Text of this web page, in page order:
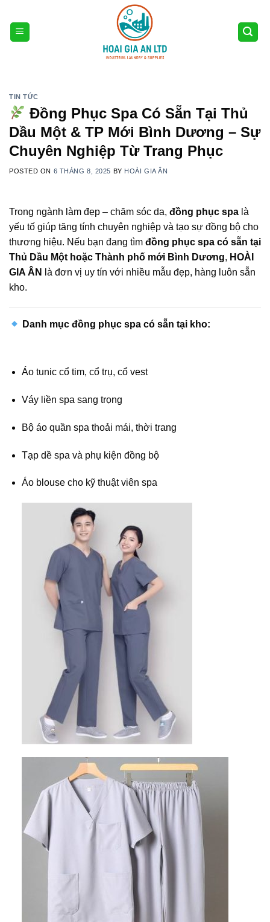
content
TIN TỨC
Đồng Phục Spa Có Sẵn Tại Thủ
Dầu Một & TP Mới Bình Dương – Sự
Chuyên Nghiệp Từ Trang Phục
POSTED ON 6 THÁNG 8, 2025 BY HOÀI GIA ÂN
Trong ngành làm đẹp – chăm sóc da, đồng phục spa là
yếu tố giúp tăng tính chuyên nghiệp và tạo sự đồng bộ cho
thương hiệu. Nếu bạn đang tìm đồng phục spa có sẵn tại
Thủ Dầu Một hoặc Thành phố mới Bình Dương, HOÀI
GIA ÂN
là đơn vị uy tín với nhiều mẫu đẹp, hàng luôn sẵn
kho.
Danh mục đồng phục spa có sẵn tại kho:
Áo tunic cổ tim, cổ trụ, cổ vest
Váy liền spa sang trọng
Bộ áo quần spa thoải mái, thời trang
Tạp dề spa và phụ kiện đồng bộ
Áo blouse cho kỹ thuật viên spa